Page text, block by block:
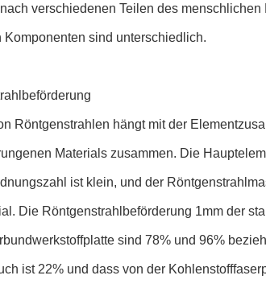
verschiedenen Teilen des
sind unterschiedlich.
Röntgenstrahlen hängt mit der
Materials zusammen. Die
ist klein, und der
Die Röntgenstrahlbeförderung 1mm der
sind 78% und 96%
ist 22% und dass von der